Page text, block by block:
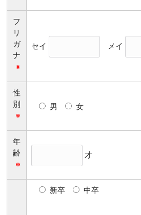
フ
リ
ガ
ナ
※
セイ メイ
性
別
※
男 女
年
齢
※
才
新卒 中卒